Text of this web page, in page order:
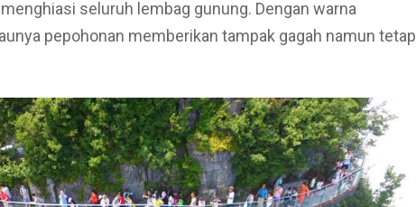
seluruh lembag gunung. Dengan warna
pepohonan memberikan tampak gagah namun tetap